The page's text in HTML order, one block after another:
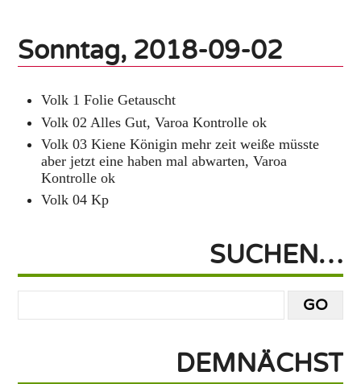
Sonntag, 2018-09-02
Volk 1 Folie Getauscht
Volk 02 Alles Gut, Varoa Kontrolle ok
Volk 03 Kiene Königin mehr zeit weiße müsste
aber jetzt eine haben mal abwarten, Varoa
Kontrolle ok
Volk 04 Kp
SUCHEN…
DEMNÄCHST